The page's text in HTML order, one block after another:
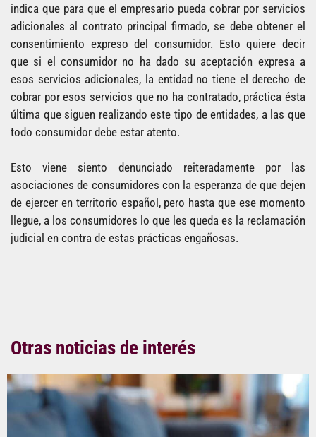
indica que para que el empresario pueda cobrar por servicios
adicionales al contrato principal firmado, se debe obtener el
consentimiento expreso del consumidor. Esto quiere decir
que si el consumidor no ha dado su aceptación expresa a
esos servicios adicionales, la entidad no tiene el derecho de
cobrar por esos servicios que no ha contratado, práctica ésta
última que siguen realizando este tipo de entidades, a las que
todo consumidor debe estar atento.
Esto viene siento denunciado reiteradamente por las
asociaciones de consumidores con la esperanza de que dejen
de ejercer en territorio español, pero hasta que ese momento
llegue, a los consumidores lo que les queda es la reclamación
judicial en contra de estas prácticas engañosas.
Otras noticias de interés